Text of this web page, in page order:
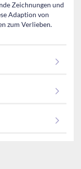
Zeichnungen und
Adaption von
zum Verlieben.